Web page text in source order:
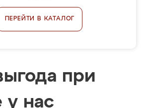
ПЕРЕЙТИ В КАТАЛОГ
при
у нас